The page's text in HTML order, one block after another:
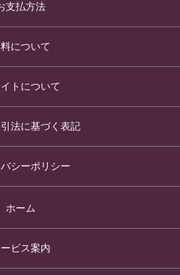
支払方法
について
トについて
法に基づく表記
シーポリシー
ホーム
ビス案内